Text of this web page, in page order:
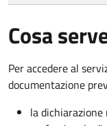
Cosa
Per accedere al
documentazione
la